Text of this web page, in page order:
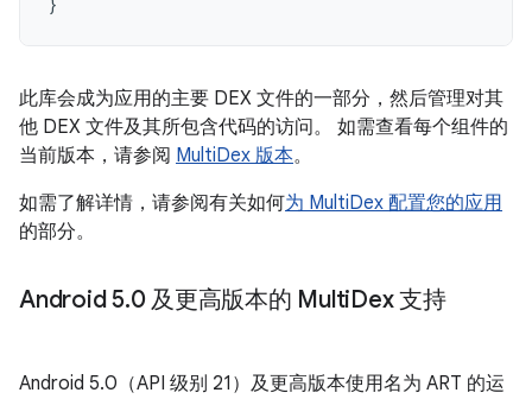
此库会成为应用的主要 DEX 文件的一部分，然后管理对其
他 DEX 文件及其所包含代码的访问。 如需查看每个组件的
当前版本，请参阅 MultiDex 版本。
如需了解详情，请参阅有关如何为 MultiDex 配置您的应用
的部分。
Android 5.0 及更高版本的 MultiDex 支持
Android 5.0（API 级别 21）及更高版本使用名为 ART 的运